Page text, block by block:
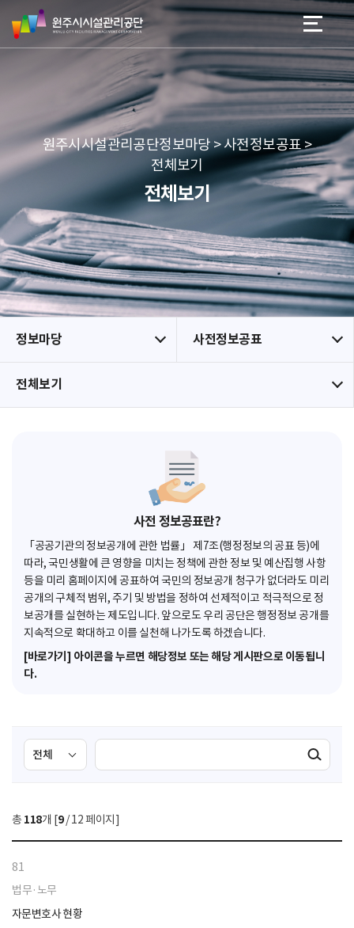
네
본문 바로가기
메뉴 바로가기
원
주
시
리
공
단
원주시시설관리공단정보마당 > 사전정보공표 >
전체보기
전체보기
정보마당 사전정보공표
전체보기
사전 정보공표란?
「공공기관의 정보공개에 관한 법률」 제7조(행정정보의 공표 등)에
따라, 국민생활에 큰 영향을 미치는 정책에 관한 정보 및 예산집행 사항
등을 미리 홈페이지에 공표하여 국민의 정보공개 청구가 없더라도 미리
공개의 구체적 범위, 주기 및 방법을 정하여 선제적이고 적극적으로 정
보공개를 실현하는 제도입니다. 앞으로도 우리 공단은 행정정보 공개를
지속적으로 확대하고 이를 실천해 나가도록 하겠습니다.
[바로가기] 아이콘을 누르면 해당정보 또는 해당 게시판으로 이동됩니
다.
검
색
선
택
색
검색실행
총 118개 [9/ 12 페이지]
81
법무·노무
자문변호사 현황